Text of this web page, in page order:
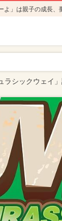
」は親子の成長、
ラシックウェイ